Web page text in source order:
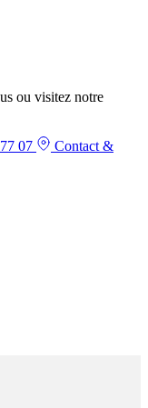
ou visitez notre
07
Contact &